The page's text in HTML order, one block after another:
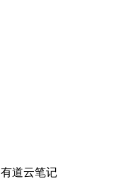
有道云笔记